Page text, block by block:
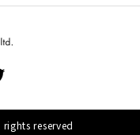
reserved